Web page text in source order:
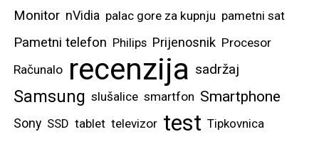
Monitor nVidia palac gore za kupnju pametni sat
Pametni telefon Philips Prijenosnik Procesor
Računalo recenzija sadržaj
Samsung slušalice smartfon Smartphone
Sony SSD tablet televizor test Tipkovnica